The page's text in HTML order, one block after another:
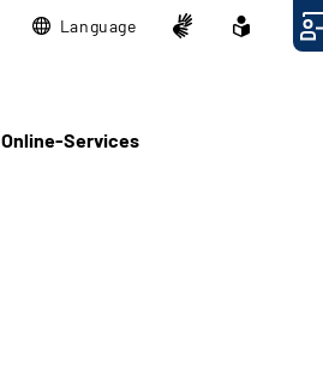
Language
Online-Services